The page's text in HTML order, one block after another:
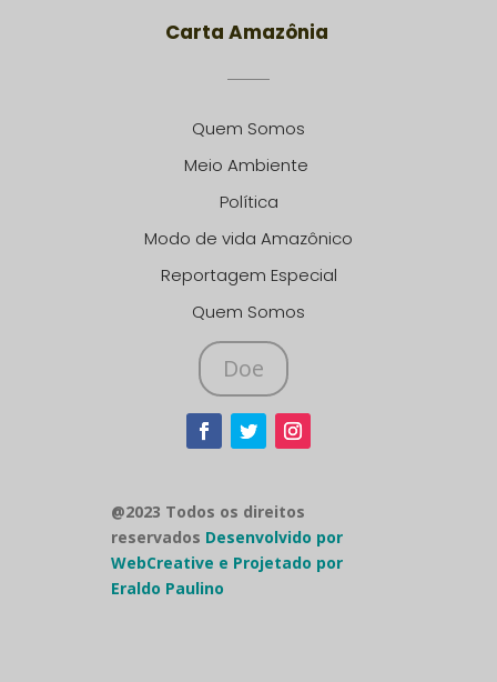
Carta Amazônia
Quem Somos
Meio Ambiente
Política
Modo de vida Amazônico
Reportagem Especial
Quem Somos
Doe
@2023 Todos os direitos
reservados Desenvolvido por
WebCreative e Projetado por
Eraldo Paulino